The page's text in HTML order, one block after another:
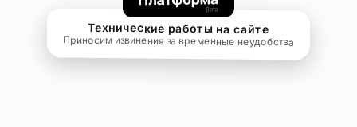
Технические работы на сайте
Приносим извинения за временные неудобства